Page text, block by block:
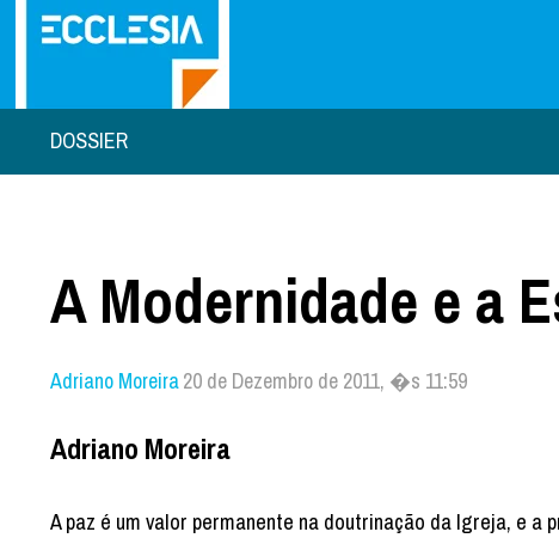
DOSSIER
A Modernidade e a
Adriano Moreira20 de Dezembro de 2011, �s 11:59
Adriano Moreira
A paz é um valor permanente na doutrinação da Igreja, e